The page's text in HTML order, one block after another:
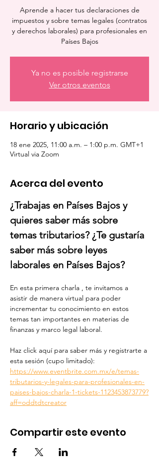
Aprende a hacer tus declaraciones de
impuestos y sobre temas legales (contratos
y derechos laborales) para profesionales en
Países Bajos
Ya no es posible registrarse
Ver otros eventos
Horario y ubicación
18 ene 2025, 11:00 a.m. – 1:00 p.m. GMT+1
Virtual via Zoom
Acerca del evento
¿Trabajas en Países Bajos y
quieres saber más sobre
temas tributarios? ¿Te gustaría
saber más sobre leyes
laborales en Países Bajos?
En esta primera charla , te invitamos a
asistir de manera virtual para poder
incrementar tu conocimiento en estos
temas tan importantes en materias de
finanzas y marco legal laboral.
Haz click aquí para saber más y registrarte a
esta sesión (cupo limitado):
https://www.eventbrite.com.mx/e/temas-
tributarios-y-legales-para-profesionales-en-
paises-bajos-charla-1-tickets-1123453873779?
aff=oddtdtcreator
Compartir este evento